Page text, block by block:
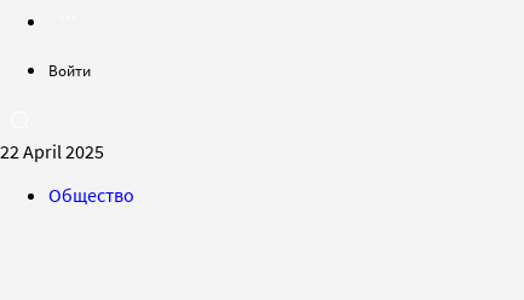
Войти
22 April 2025
Общество